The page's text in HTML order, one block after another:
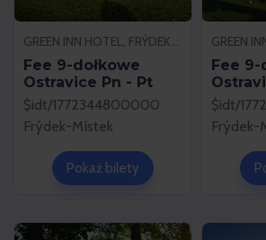
GREEN INN HOTEL, FRÝDEK-MÍSTEK
Fee 9-dołkowe
Ostravice Pn - Pt
$idt/1772344800000
Frýdek-Místek
Pokaż bilety
Fee 9-
$idt/
Frýdek-